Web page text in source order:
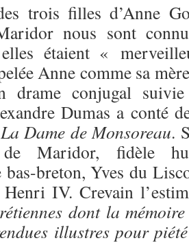
filles d’Anne
nous sont
étaient «
Anne comme sa
drame conjugal suivie
Dumas a conté
La Dame de Monsoreau.
Maridor, fidèle
bas-breton, Yves du
IV. Crevain
dont la
illustres pour